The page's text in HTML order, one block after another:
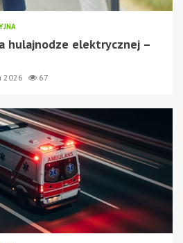
hulajnodze elektrycznej –
2026 67